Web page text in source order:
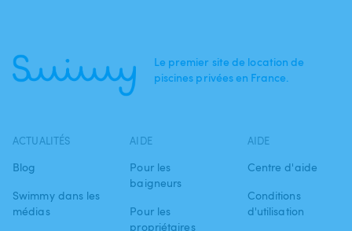
Le premier site de location de
piscines privées en France.
ACTUALITÉS
Blog
Swimmy dans les
médias
AIDE
Pour les
baigneurs
Pour les
propriétaires
AIDE
Centre d'aide
Conditions
d'utilisation